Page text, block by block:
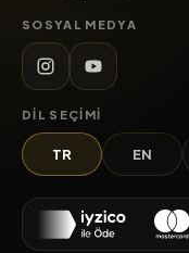
SOSYAL MEDYA
DIL SEÇIMI
TR EN